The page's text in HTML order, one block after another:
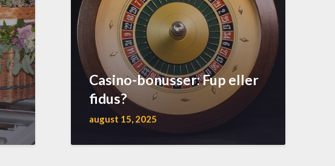
Casino-bonusser: Fup eller
fidus?
august 15, 2025